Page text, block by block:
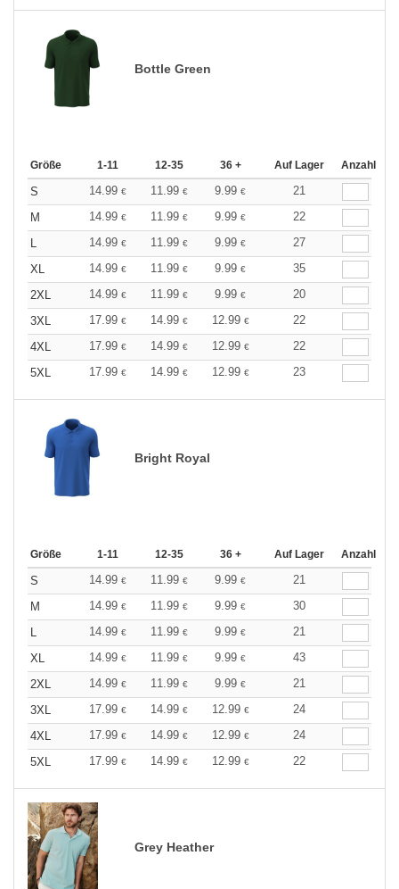
Bottle Green
Größe 1-11 12-35 36 + Auf Lager Anzahl
S 14.99 € 11.99 € 9.99 €
21
M
14.99 € 11.99 € 9.99 €
22
L
14.99 € 11.99 € 9.99 €
27
XL
14.99 € 11.99 € 9.99 €
35
2XL
14.99 € 11.99 € 9.99 €
20
3XL
17.99 € 14.99 € 12.99 €
22
4XL
17.99 € 14.99 € 12.99 €
22
5XL
17.99 € 14.99 € 12.99 € 23
Bright Royal
Größe 1-11 12-35 36 + Auf Lager Anzahl
S 14.99 € 11.99 € 9.99 €
21
M
14.99 € 11.99 € 9.99 €
30
L
14.99 € 11.99 € 9.99 €
21
XL
14.99 € 11.99 € 9.99 €
43
2XL
14.99 € 11.99 € 9.99 €
21
3XL
17.99 € 14.99 € 12.99 €
24
4XL
17.99 € 14.99 € 12.99 €
24
5XL
17.99 € 14.99 € 12.99 € 22
Grey Heather